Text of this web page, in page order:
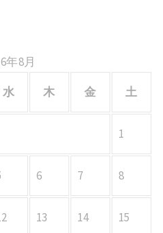
年8月
水 木 金 土
1
6 7 8
13 14 15